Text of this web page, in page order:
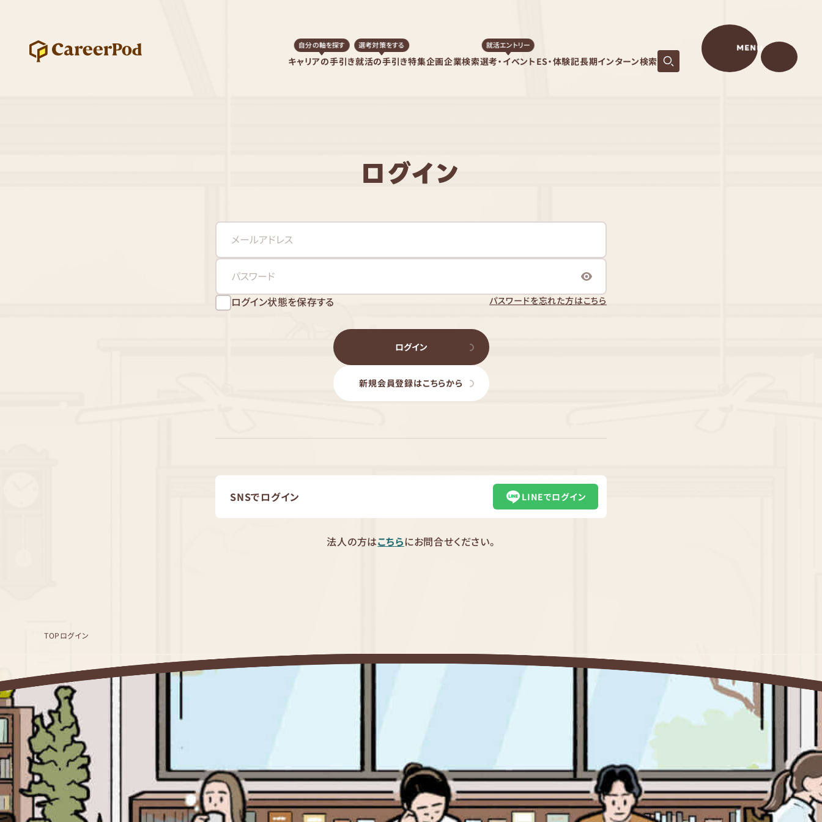
キャリアの手引き
自分の軸を探す
就活の手引き
選考対策をする
特集企画企業検索選考・イベント
就活エントリー
ES・体験記長期インターン検索
MENU
ログイン
ログイン状態を保存する パスワードを忘れた方はこちら
ログイン
新規会員登録はこちらから
SNSでログイン LINEでログイン
法人の方はこちらにお問合せください。
TOPログイン